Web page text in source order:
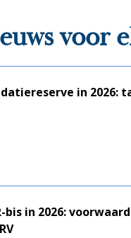
voor
in 2026:
bis in 2026: